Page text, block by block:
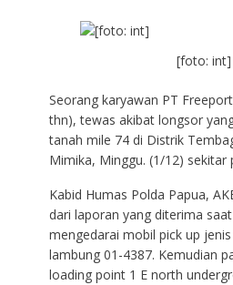
[foto: int]
Seorang karyawan PT
thn), tewas akibat longsor
tanah mile 74 di Distrik
Mimika, Minggu. (1/12) sekitar
Kabid Humas Polda Papua,
dari laporan yang diterima
mengedarai mobil pick up
lambung 01-4387. Kemudian
loading point 1 E north